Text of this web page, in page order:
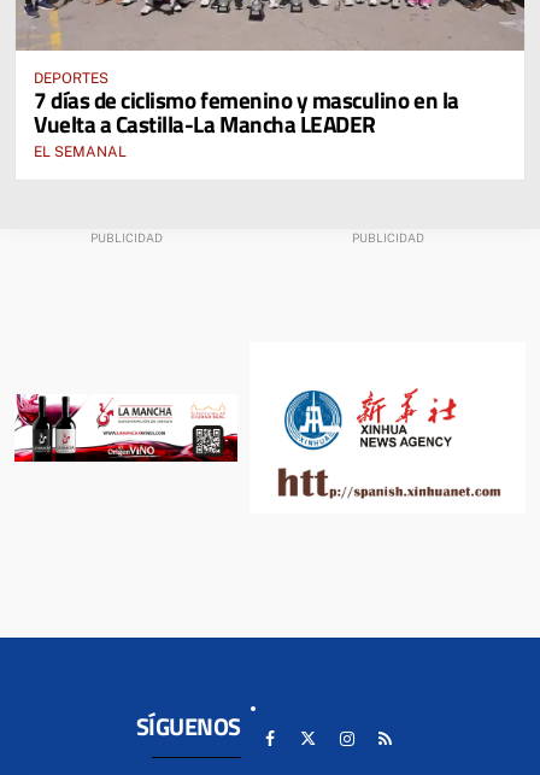
DEPORTES
7 días de ciclismo femenino y masculino en la
Vuelta a Castilla-La Mancha LEADER
EL SEMANAL
SÍGUENOS